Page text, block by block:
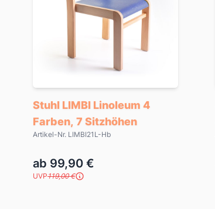
Stuhl LIMBI Linoleum 4
Farben, 7 Sitzhöhen
Artikel-Nr. LIMBI21L-Hb
ab 99,90 €
UVP119,00 €